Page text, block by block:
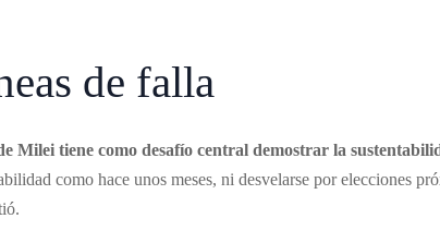
de falla
Milei tiene como desafío central demostrar la
como hace unos meses, ni desvelarse por elecciones